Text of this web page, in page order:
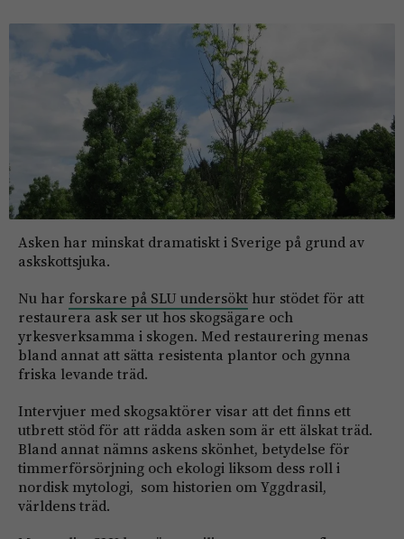
Asken har minskat dramatiskt i Sverige på grund av
askskottsjuka.
Nu har forskare på SLU undersökt hur stödet för att
restaurera ask ser ut hos skogsägare och
yrkesverksamma i skogen. Med restaurering menas
bland annat att sätta resistenta plantor och gynna
friska levande träd.
Intervjuer med skogsaktörer visar att det finns ett
utbrett stöd för att rädda asken som är ett älskat träd.
Bland annat nämns askens skönhet, betydelse för
timmerförsörjning och ekologi liksom dess roll i
nordisk mytologi, som historien om Yggdrasil,
världens träd.